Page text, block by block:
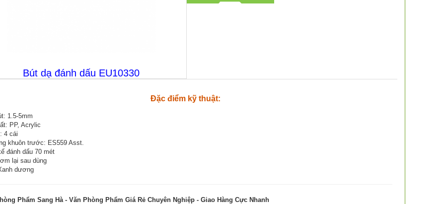
Bút dạ đánh dấu EU10330
Đặc điểm kỹ thuật:
1.5-5mm
PP, Acrylic
4 cái
khuôn trước: ES559 Asst.
đánh dấu 70 mét
lại sau dùng
dương
Phẩm Sang Hà - Văn Phòng Phẩm Giá Rẻ Chuyên Nghiệp - Giao Hàng Cực Nhanh